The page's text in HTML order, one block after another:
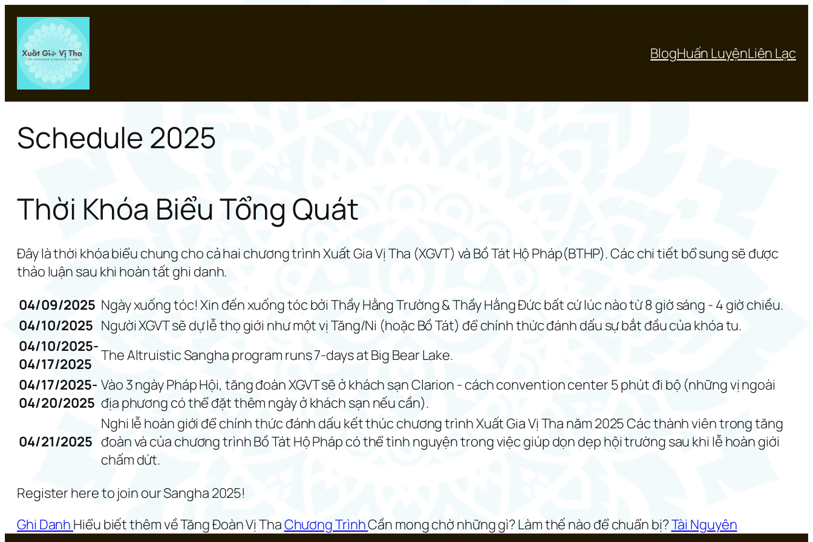
Chuyển
đến
phần
nội
dung
BlogHuấn LuyệnLiên Lạc
Schedule 2025
Thời Khóa Biểu Tổng Quát
Đây là thời khóa biểu chung cho cả hai chương trình Xuất Gia Vị Tha (XGVT) và Bồ Tát Hộ Pháp(BTHP). Các chi tiết bổ sung sẽ được
thảo luận sau khi hoàn tất ghi danh.
04/09/2025 Ngày xuống tóc! Xin đến xuống tóc bởi Thầy Hằng Trường & Thầy Hằng Đức bất cứ lúc nào từ 8 giờ sáng - 4 giờ chiều.
04/10/2025 Người XGVT sẽ dự lễ thọ giới như một vị Tăng/Ni (hoặc Bồ Tát) để chính thức đánh dấu sự bắt đầu của khóa tu.
04/10/2025-
04/17/2025 The Altruistic Sangha program runs 7-days at Big Bear Lake.
04/17/2025-
04/20/2025
Vào 3 ngày Pháp Hội, tăng đoàn XGVT sẽ ở khách sạn Clarion - cách convention center 5 phút đi bộ (những vị ngoài
địa phương có thể đặt thêm ngày ở khách sạn nếu cần).
04/21/2025
Nghi lễ hoàn giới để chính thức đánh dấu kết thúc chương trình Xuất Gia Vị Tha năm 2025 Các thành viên trong tăng
đoàn và của chương trình Bồ Tát Hộ Pháp có thể tình nguyện trong việc giúp dọn dẹp hội trường sau khi lễ hoàn giới
chấm dứt.
Register here to join our Sangha 2025!
Ghi Danh Hiểu biết thêm về Tăng Đoàn Vị ThaChương TrìnhCần mong chờ những gì? Làm thế nào để chuẩn bị?Tài Nguyên